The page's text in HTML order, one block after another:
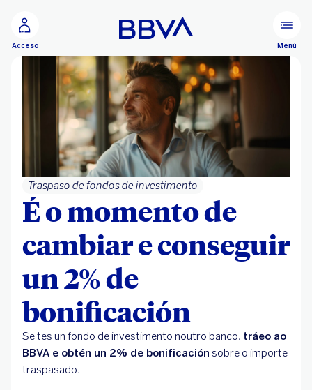
Acceso Menú
Traspaso de fondos de investimento
É o momento de
cambiar e conseguir
un 2% de
bonificación
Se tes un fondo de investimento noutro banco, tráeo ao
BBVA e obtén un 2% de bonificación sobre o importe
traspasado.